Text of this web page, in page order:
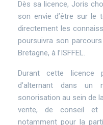
Dès sa licence, Joris
son envie d’être sur le
directement les
poursuivra son
Bretagne, à l’ISFFEL.
Durant cette licence
d’alternant dans
sonorisation au sein de
vente, de conseil et
notamment pour la